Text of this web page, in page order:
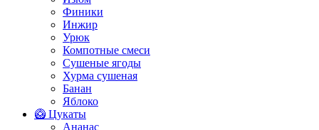
Финики
Инжир
Урюк
Компотные смеси
Сушеные ягоды
Хурма сушеная
Банан
Яблоко
🥝 Цукаты
Ананас